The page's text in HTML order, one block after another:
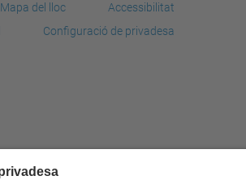
Mapa del lloc
Accessibilitat
Configuració de privadesa